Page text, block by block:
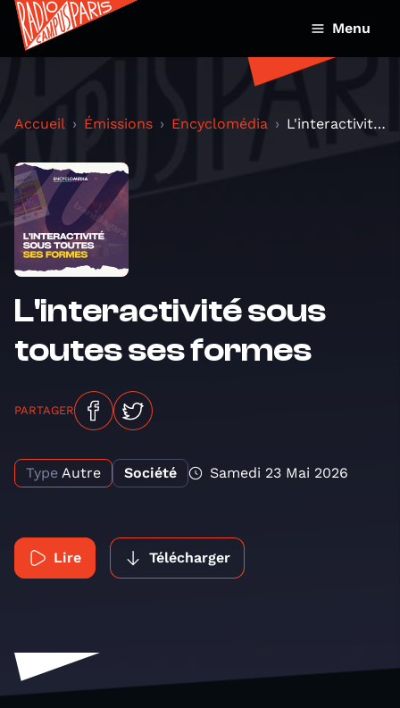
Menu
Accueil Émissions Encyclomédia L'interactivité sous toutes ses formes
L'interactivité sous
toutes ses formes
PARTAGER
Type Autre Société Samedi 23 Mai 2026
Lire Télécharger